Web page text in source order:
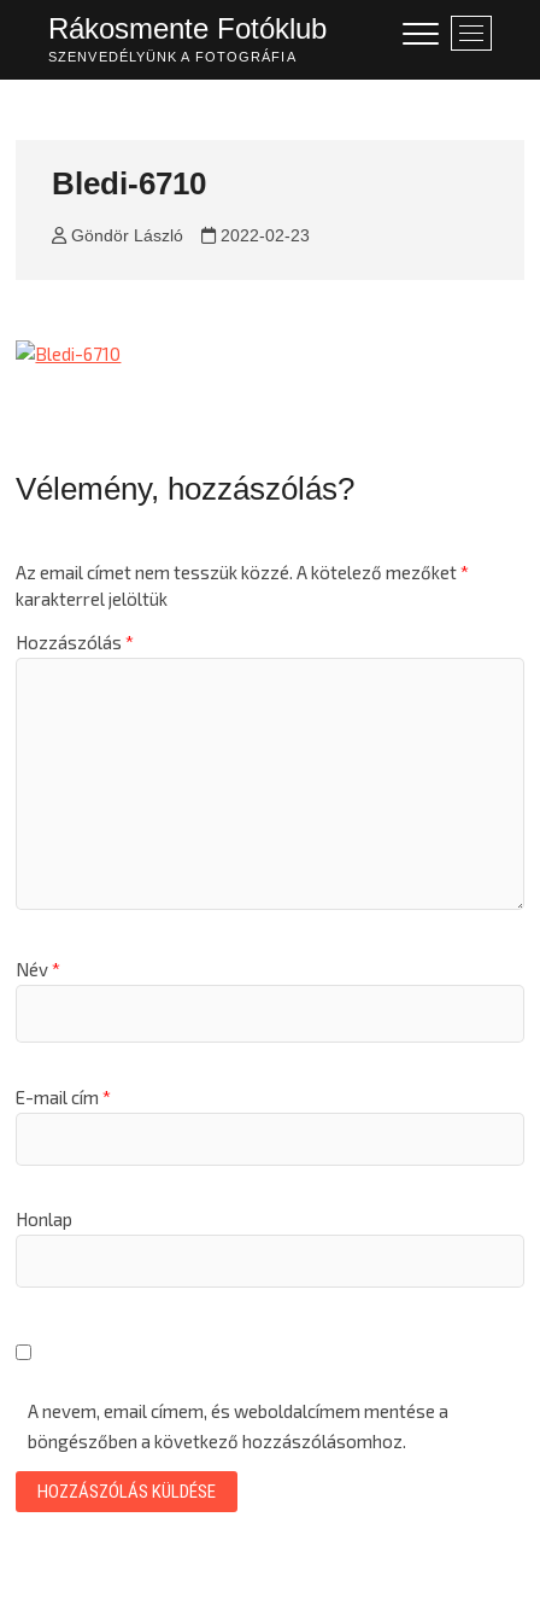
content
Rákosmente Fotóklub
SZENVEDÉLYÜNK A FOTOGRÁFIA
M
e
n
Bledi-6710
Göndör László 2022-02-23
Vélemény, hozzászólás?
Az email címet nem tesszük közzé. A kötelező mezőket*
karakterrel jelöltük
Hozzászólás*
Név*
E-mail cím*
Honlap
A nevem, email címem, és weboldalcímem mentése a
böngészőben a következő hozzászólásomhoz.